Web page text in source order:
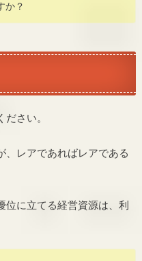
か？
さい。
、レアであればレアである
位に立てる経営資源は、利